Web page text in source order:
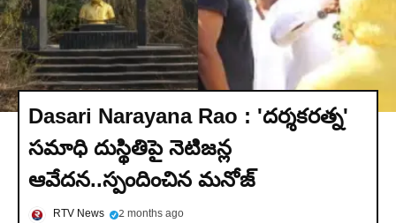
Dasari Narayana Rao : 'దర్శకరత్న'
సమాధి దుస్థితిపై నెటిజన్ల
ఆవేదన..స్పందించిన మనోజ్‌
RTV News 2 months ago